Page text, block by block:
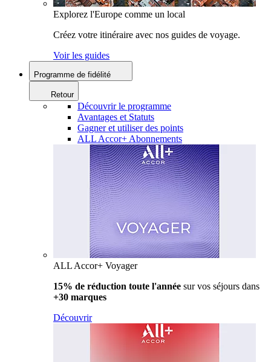
Explorez l'Europe comme un local
Créez votre itinéraire avec nos guides de voyage.
Voir les guides
Programme de fidélité
Retour
Découvrir le programme
Avantages et Statuts
Gagner et utiliser des points
ALL Accor+ Abonnements
ALL Accor+ Voyager
15% de réduction toute l'année sur vos séjours dans
+30 marques
Découvrir